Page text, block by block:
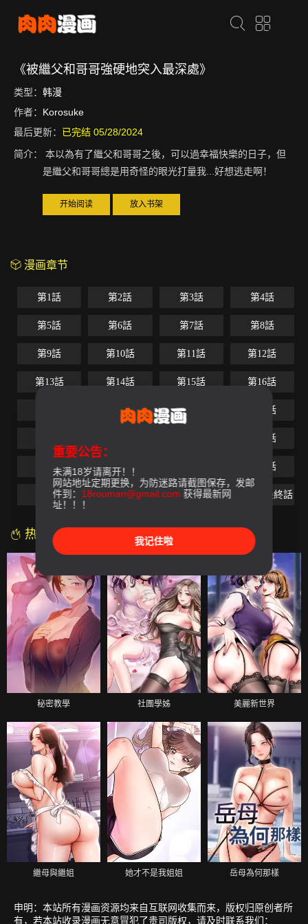
《被繼父和哥哥強硬地突入最深處》
类型： 韩漫
作者： Korosuke
最后更新： 已完结 05/28/2024
简介：
本以為有了繼父和哥哥之後，可以過幸福快樂的日子，但
是繼父和哥哥總是用奇怪的眼光打量我...好想逃走啊！
开始阅读 放入书架
漫画章节
第1話 第2話 第3話 第4話
第5話 第6話 第7話 第8話
第9話 第10話 第11話 第12話
第13話 第14話 第15話 第16話
第18話 第19話 第20話
第24話
第25話 第26話 第28話
第29話 第30話 第31話 第32話-最終話
热门漫画
秘密教學 社團學姊 美麗新世界
繼母與繼姐 她才不是我姐姐 岳母為何那樣
申明：本站所有漫画资源均来自互联网收集而来，版权归原创者所
有，若本站收录漫画无意冒犯了贵司版权，请及时联系我们：
重要公告：
未满18岁请离开！！
网站地址定期更换，为防迷路请截图保存，发邮
件到： 18rouman@gmail.com 获得最新网
址！！！
我记住啦